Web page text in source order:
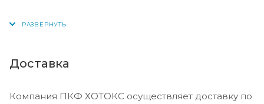
Доставка
Компания ПКФ ХОТОКС осуществляет доставку по